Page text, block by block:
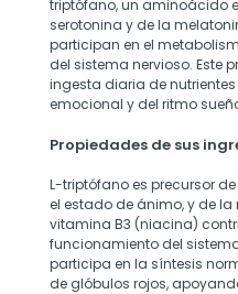
triptófano, un aminoácido
serotonina y de la
participan en el
del sistema nervioso. Este
ingesta diaria de
emocional y del ritmo
Propiedades de sus
L-triptófano es precursor
el estado de ánimo, y de
vitamina B3 (niacina)
funcionamiento del
participa en la síntesis
de glóbulos rojos,